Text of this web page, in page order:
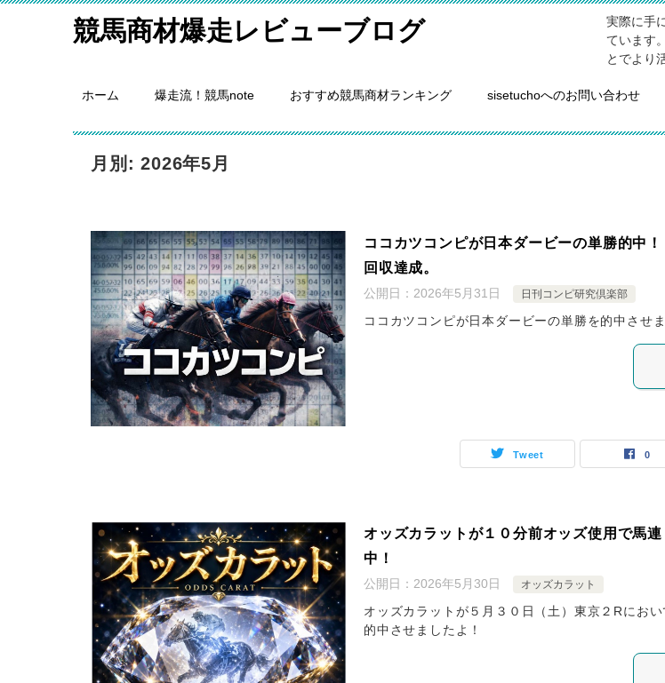
競馬商材爆走レビューブログ
実際に手
ています
とでより
ホーム 爆走流！競馬note おすすめ競馬商材ランキング sisetuchoへのお問い合わせ
月別: 2026年5月
ココカツコンピが日本ダービーの単勝的中
回収達成。
公開日： 2026年5月31日 日刊コンピ研究倶楽部
ココカツコンピが日本ダービーの単勝を的中させま
Tweet 0
オッズカラットが１０分前オッズ使用で馬
中！
公開日： 2026年5月30日 オッズカラット
オッズカラットが５月３０日（土）東京２Rにお
的中させましたよ！